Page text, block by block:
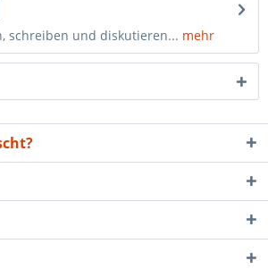
schreiben und diskutieren... mehr